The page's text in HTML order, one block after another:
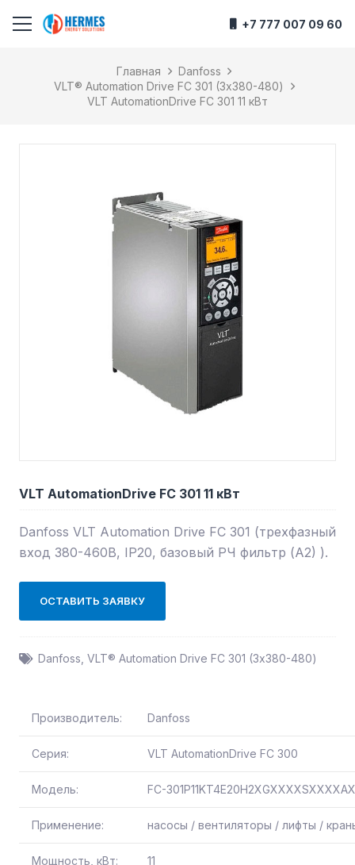
+7 777 007 09 60
Главная
Danfoss
VLT® Automation Drive FC 301 (3х380-480)
VLT AutomationDrive FC 301 11 кВт
VLT AutomationDrive FC 301 11 кВт
Danfoss VLT Automation Drive FC 301 (трехфазный
вход 380-460В, IP20, базовый РЧ фильтр (А2) ).
ОСТАВИТЬ ЗАЯВКУ
Danfoss VLT® Automation Drive FC 301 (3х380-480)
Производитель: Danfoss
Серия: VLT AutomationDrive FC 300
Модель: FC-
Применение: насосы / вентиляторы / лифты /
Мощность, кВт: 11